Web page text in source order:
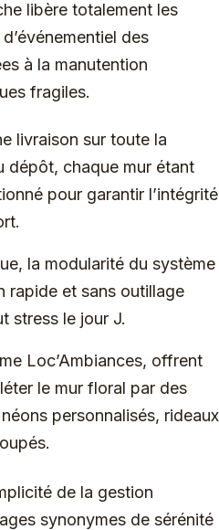
libère totalement les
des
à la manutention
fragiles.
livraison sur toute la
dépôt, chaque mur étant
pour garantir l’intégrité
la modularité du système
rapide et sans outillage
stress le jour J.
Loc’Ambiances, offrent
le mur floral par des
personnalisés, rideaux
de la gestion
synonymes de sérénité